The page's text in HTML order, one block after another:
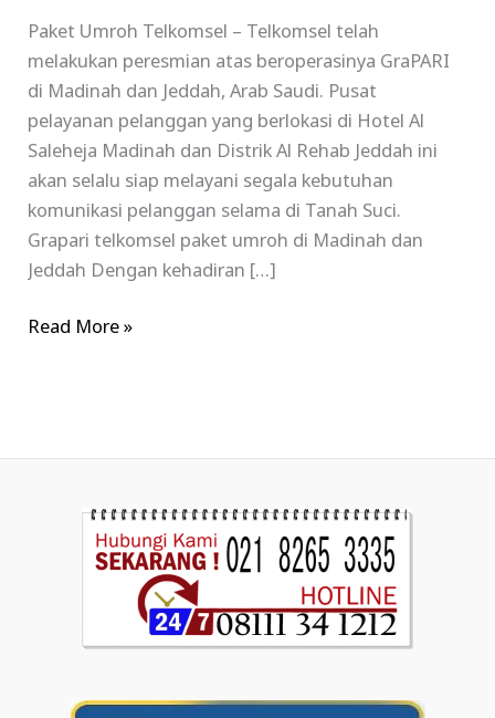
Paket Umroh Telkomsel – Telkomsel telah
melakukan peresmian atas beroperasinya GraPARI
di Madinah dan Jeddah, Arab Saudi. Pusat
pelayanan pelanggan yang berlokasi di Hotel Al
Saleheja Madinah dan Distrik Al Rehab Jeddah ini
akan selalu siap melayani segala kebutuhan
komunikasi pelanggan selama di Tanah Suci.
Grapari telkomsel paket umroh di Madinah dan
Jeddah Dengan kehadiran […]
Read More »